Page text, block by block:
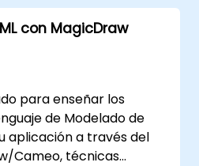
con MagicDraw
para enseñar los
de Modelado de
aplicación a través del
Cameo, técnicas